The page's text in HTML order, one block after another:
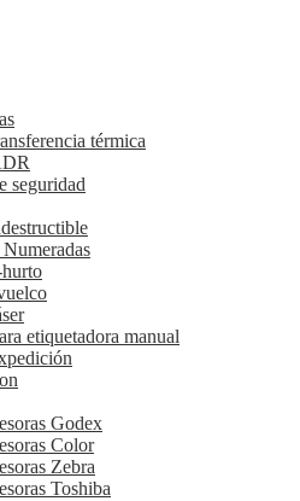
térmica
seguridad
etiquetadora manual
Godex
Color
Zebra
Toshiba